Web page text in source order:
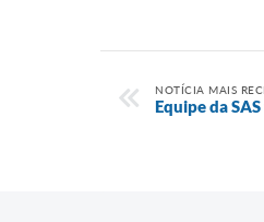
NOTÍCIA MAIS
Equipe da